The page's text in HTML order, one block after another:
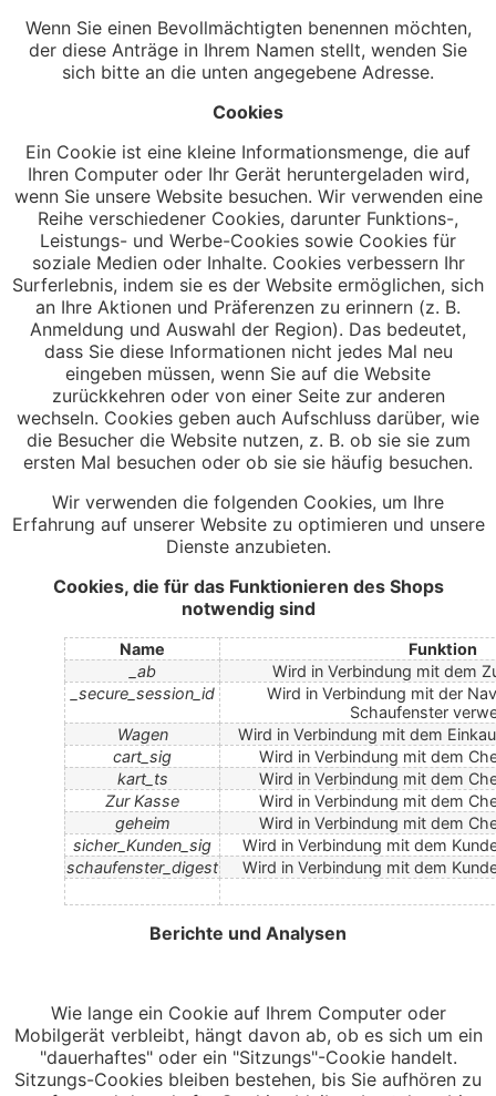
Wenn Sie einen Bevollmächtigten benennen möchten,
der diese Anträge in Ihrem Namen stellt, wenden Sie
sich bitte an die unten angegebene Adresse.
Cookies
Ein Cookie ist eine kleine Informationsmenge, die auf
Ihren Computer oder Ihr Gerät heruntergeladen wird,
wenn Sie unsere Website besuchen. Wir verwenden eine
Reihe verschiedener Cookies, darunter Funktions-,
Leistungs- und Werbe-Cookies sowie Cookies für
soziale Medien oder Inhalte. Cookies verbessern Ihr
Surferlebnis, indem sie es der Website ermöglichen, sich
an Ihre Aktionen und Präferenzen zu erinnern (z. B.
Anmeldung und Auswahl der Region). Das bedeutet,
dass Sie diese Informationen nicht jedes Mal neu
eingeben müssen, wenn Sie auf die Website
zurückkehren oder von einer Seite zur anderen
wechseln. Cookies geben auch Aufschluss darüber, wie
die Besucher die Website nutzen, z. B. ob sie sie zum
ersten Mal besuchen oder ob sie sie häufig besuchen.
Wir verwenden die folgenden Cookies, um Ihre
Erfahrung auf unserer Website zu optimieren und unsere
Dienste anzubieten.
Cookies, die für das Funktionieren des Shops
notwendig sind
Name
Funktion
_ab
Wird in Verbindung mit dem
_secure_session_id
Wird in Verbindung mit der
Schaufenster
Wagen
Wird in Verbindung mit dem
cart_sig
Wird in Verbindung mit dem
kart_ts
Wird in Verbindung mit dem
Zur Kasse
Wird in Verbindung mit dem
geheim
Wird in Verbindung mit dem
sicher_Kunden_sig
Wird in Verbindung mit dem
schaufenster_digest
Wird in Verbindung mit dem
Berichte und Analysen
Wie lange ein Cookie auf Ihrem Computer oder
Mobilgerät verbleibt, hängt davon ab, ob es sich um ein
"dauerhaftes" oder ein "Sitzungs"-Cookie handelt.
Sitzungs-Cookies bleiben bestehen, bis Sie aufhören zu